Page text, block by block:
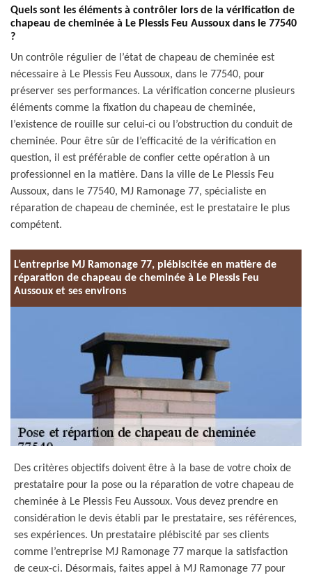
Quels sont les éléments à contrôler lors de la vérification de
chapeau de cheminée à Le Plessis Feu Aussoux dans le 77540
?
Un contrôle régulier de l’état de chapeau de cheminée est
nécessaire à Le Plessis Feu Aussoux, dans le 77540, pour
préserver ses performances. La vérification concerne plusieurs
éléments comme la fixation du chapeau de cheminée,
l’existence de rouille sur celui-ci ou l’obstruction du conduit de
cheminée. Pour être sûr de l’efficacité de la vérification en
question, il est préférable de confier cette opération à un
professionnel en la matière. Dans la ville de Le Plessis Feu
Aussoux, dans le 77540, MJ Ramonage 77, spécialiste en
réparation de chapeau de cheminée, est le prestataire le plus
compétent.
L’entreprise MJ Ramonage 77, plébiscitée en matière de
réparation de chapeau de cheminée à Le Plessis Feu
Aussoux et ses environs
Des critères objectifs doivent être à la base de votre choix de
prestataire pour la pose ou la réparation de votre chapeau de
cheminée à Le Plessis Feu Aussoux. Vous devez prendre en
considération le devis établi par le prestataire, ses références,
ses expériences. Un prestataire plébiscité par ses clients
comme l’entreprise MJ Ramonage 77 marque la satisfaction
de ceux-ci. Désormais, faites appel à MJ Ramonage 77 pour